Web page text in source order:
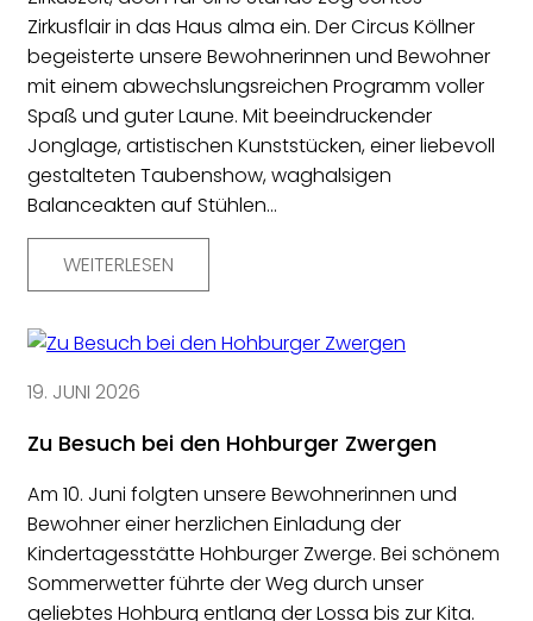
Zirkusflair in das Haus alma ein. Der Circus Köllner
begeisterte unsere Bewohnerinnen und Bewohner
mit einem abwechslungsreichen Programm voller
Spaß und guter Laune. Mit beeindruckender
Jonglage, artistischen Kunststücken, einer liebevoll
gestalteten Taubenshow, waghalsigen
Balanceakten auf Stühlen…
WEITERLESEN
19. JUNI 2026
Zu Besuch bei den Hohburger Zwergen
Am 10. Juni folgten unsere Bewohnerinnen und
Bewohner einer herzlichen Einladung der
Kindertagesstätte Hohburger Zwerge. Bei schönem
Sommerwetter führte der Weg durch unser
geliebtes Hohburg entlang der Lossa bis zur Kita.